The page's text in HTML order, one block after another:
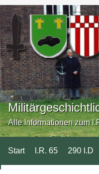
Alle Informationen zum
Start I.R. 65 290 I.D